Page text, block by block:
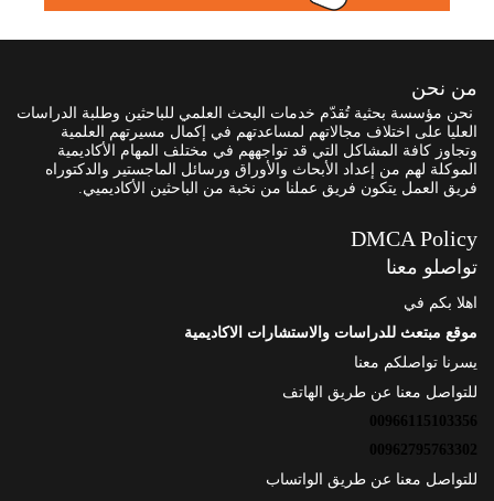
من نحن
نحن مؤسسة بحثية تُقدّم خدمات البحث العلمي للباحثين وطلبة الدراسات
العليا على اختلاف مجالاتهم لمساعدتهم في إكمال مسيرتهم العلمية
وتجاوز كافة المشاكل التي قد تواجههم في مختلف المهام الأكاديمية
الموكلة لهم من إعداد الأبحاث والأوراق ورسائل الماجستير والدكتوراه
فريق العمل يتكون فريق عملنا من نخبة من الباحثين الأكاديميي.
DMCA Policy
تواصلو معنا
اهلا بكم في
موقع مبتعث للدراسات والاستشارات الاكاديمية
يسرنا تواصلكم معنا
للتواصل معنا عن طريق الهاتف
00966115103356
00962795763302
للتواصل معنا عن طريق الواتساب